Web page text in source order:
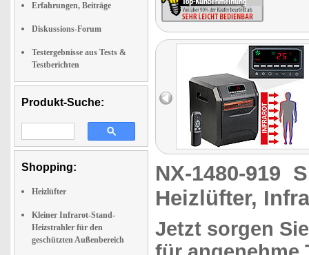
Erfahrungen, Beiträge
Diskussions-Forum
Testergebnisse aus Tests &
Testberichten
Produkt-Suche:
Shopping:
Heizlüfter
Kleiner Infrarot-Stand-
Heizstrahler für den
geschützten Außenbereich
NX-1480-919
Heizlüfter,
Jetzt sorgen